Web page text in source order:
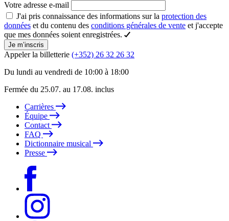
Votre adresse e-mail
J'ai pris connaissance des informations sur la protection des
données et du contenu des conditions générales de vente et j'accepte
que mes données soient enregistrées.
Je m’inscris
Appeler la billetterie (+352) 26 32 26 32
Du lundi au vendredi de 10:00 à 18:00
Fermée du 25.07. au 17.08. inclus
Carrières
Équipe
Contact
FAQ
Dictionnaire musical
Presse